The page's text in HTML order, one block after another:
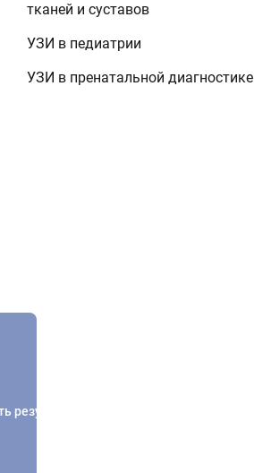
тканей и суставов
УЗИ в педиатрии
УЗИ в пренатальной диагностике
результатов